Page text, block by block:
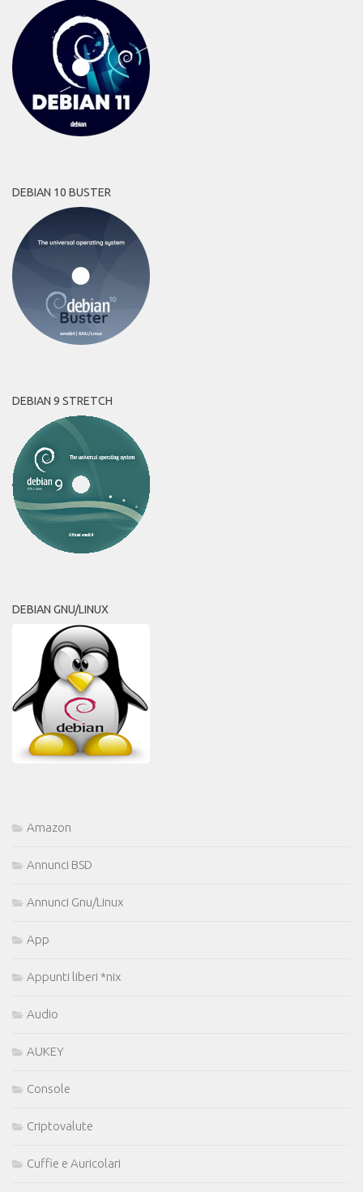
DEBIAN 10 BUSTER
DEBIAN 9 STRETCH
DEBIAN GNU/LINUX
Amazon
Annunci BSD
Annunci Gnu/Linux
App
Appunti liberi *nix
Audio
AUKEY
Console
Criptovalute
Cuffie e Auricolari